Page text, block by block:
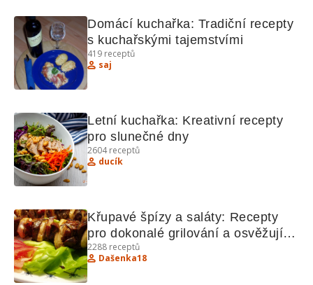
Domácí kuchařka: Tradiční recepty
s kuchařskými tajemstvími
419 receptů
saj
Letní kuchařka: Kreativní recepty
pro slunečné dny
2604receptů
ducík
Křupavé špízy a saláty: Recepty
pro dokonalé grilování a osvěžující
saláty
2288 receptů
Dašenka18